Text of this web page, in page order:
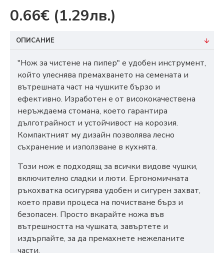
0.66€ (1.29лв.)
ОПИСАНИЕ
"Нож за чистене на пипер" е удобен инструмент,
който улеснява премахването на семената и
вътрешната част на чушките бързо и
ефективно. Изработен е от висококачествена
неръждаема стомана, което гарантира
дълготрайност и устойчивост на корозия.
Компактният му дизайн позволява лесно
съхранение и използване в кухнята.
Този нож е подходящ за всички видове чушки,
включително сладки и люти. Ергономичната
ръкохватка осигурява удобен и сигурен захват,
което прави процеса на почистване бърз и
безопасен. Просто вкарайте ножа във
вътрешността на чушката, завъртете и
издърпайте, за да премахнете нежеланите
части.